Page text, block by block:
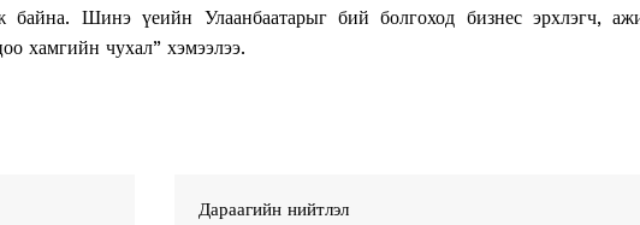
байна. Шинэ үеийн Улаанбаатарыг бий болгоход бизнес эрхлэгч,
хамгийн чухал” хэмээлээ.
Дараагийн нийтлэл